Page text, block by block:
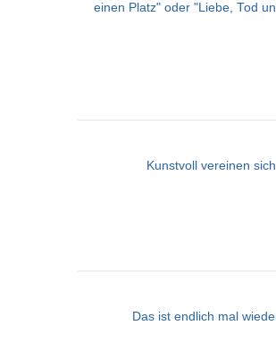
einen Platz" oder "Liebe, Tod
Kunstvoll vereinen
Das ist endlich mal